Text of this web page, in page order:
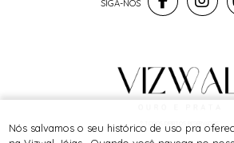
® TODOS DIREITOS RESERVADOS
Nós salvamos o seu histórico de uso pra